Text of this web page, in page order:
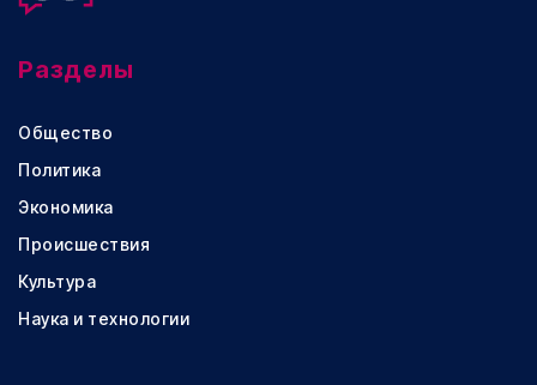
Разделы
Общество
Политика
Экономика
Происшествия
Культура
Наука и технологии